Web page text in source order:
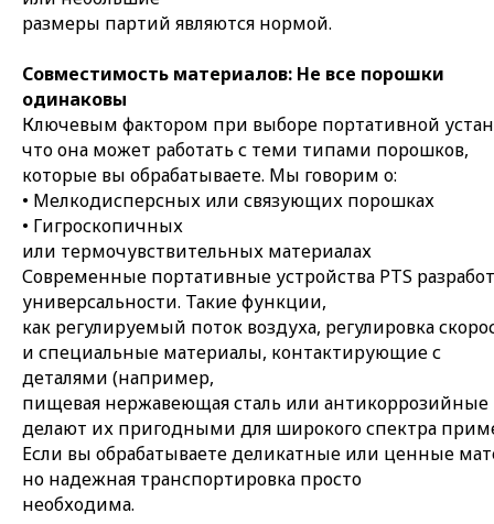
размеры партий являются нормой.
Совместимость материалов: Не все порошки
одинаковы
Ключевым фактором при выборе портативной
что она может работать с теми типами порошков,
которые вы обрабатываете. Мы говорим о:
• Мелкодисперсных или связующих порошках
• Гигроскопичных
или термочувствительных материалах
Современные портативные устройства PTS
универсальности. Такие функции,
как регулируемый поток воздуха, регулировка
и специальные материалы, контактирующие с
деталями (например,
пищевая нержавеющая сталь или антикоррозийные
делают их пригодными для широкого спектра
Если вы обрабатываете деликатные или ценные
но надежная транспортировка просто
необходима.